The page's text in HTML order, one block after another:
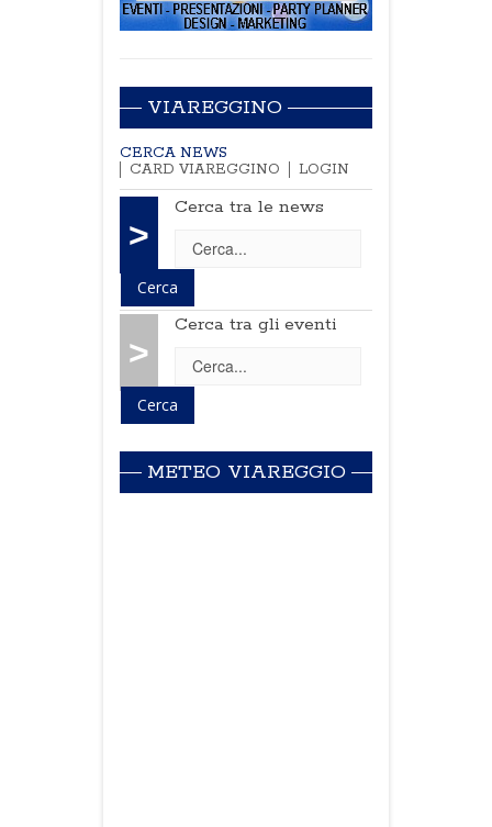
VIAREGGINO
CERCA NEWS
CARD VIAREGGINO
LOGIN
>
Cerca tra le news
>
Cerca tra gli eventi
METEO VIAREGGIO